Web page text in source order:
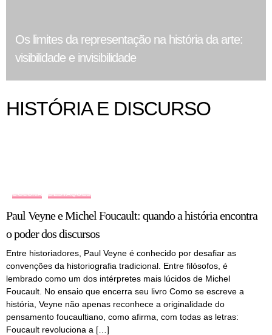
Os limites da representação na história da arte:
visibilidade e invisibilidade
HISTÓRIA E DISCURSO
COLUNA DESTAQUES
Paul Veyne e Michel Foucault: quando a história encontra
o poder dos discursos
Entre historiadores, Paul Veyne é conhecido por desafiar as
convenções da historiografia tradicional. Entre filósofos, é
lembrado como um dos intérpretes mais lúcidos de Michel
Foucault. No ensaio que encerra seu livro Como se escreve a
história, Veyne não apenas reconhece a originalidade do
pensamento foucaultiano, como afirma, com todas as letras:
Foucault revoluciona a […]